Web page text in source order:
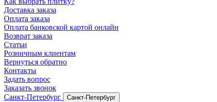
Доставка заказа
Оплата заказа
Оплата банковской картой онлайн
Возврат заказа
Статьи
Розничным клиентам
Вернуться обратно
Контакты
Задать вопрос
Заказать звонок
Санкт-Петербург
Санкт-Петербург